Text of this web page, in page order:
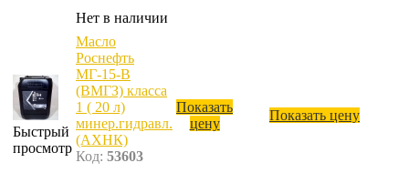
Нет в наличии
Быстрый
просмотр
Масло
Роснефть
МГ-15-В
(ВМГЗ) класса
1 ( 20 л)
минер.гидравл.
(АХНК)
Код: 53603
Показать
цену
Показать цену